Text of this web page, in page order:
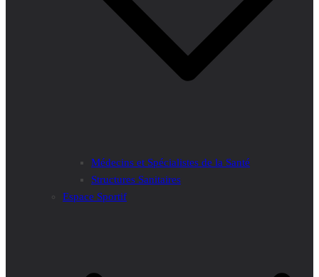
Médecins et Spécialistes de la Santé
Structures Sanitaires
Espace Sportif